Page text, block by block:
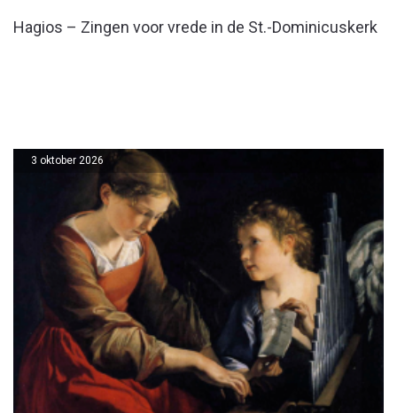
Hagios – Zingen voor vrede in de St.-Dominicuskerk
3 oktober 2026